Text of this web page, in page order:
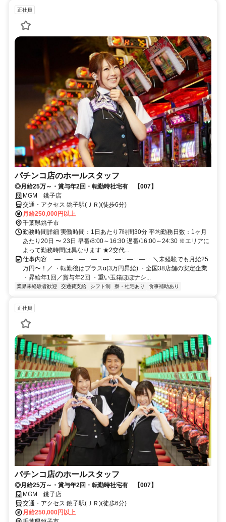
正社員
パチンコ店のホールスタッフ
◎月給25万～・賞与年2回・転勤時社宅有 【007】
MGM 銚子店
交通・アクセス 銚子駅(ＪＲ)(徒歩6分)
月給250,000円以上
千葉県銚子市
勤務時間詳細 実働時間：1日あたり7時間30分 平均勤務日数：1ヶ月
あたり20日 〜 23日 早番/8:00～16:30 遅番/16:00～24:30 ※エリアに
よって勤務時間は異なります ★2交代...
仕事内容 ･･―･･―･･―･･―･･―･･―･･―･･―･･ ＼未経験でも月給25
万円〜！／ ・転勤後はプラスα(3万円昇給) ・全国38店舗の安定企業
・昇給年1回／賞与年2回 ・重い玉箱ほぼナシ...
業界未経験者歓迎 交通費支給 シフト制 寮・社宅あり 食事補助あり
正社員
パチンコ店のホールスタッフ
◎月給25万～・賞与年2回・転勤時社宅有 【007】
MGM 銚子店
交通・アクセス 銚子駅(ＪＲ)(徒歩6分)
月給250,000円以上